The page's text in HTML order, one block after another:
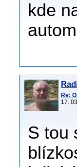
kde
Re:
17.
S tou